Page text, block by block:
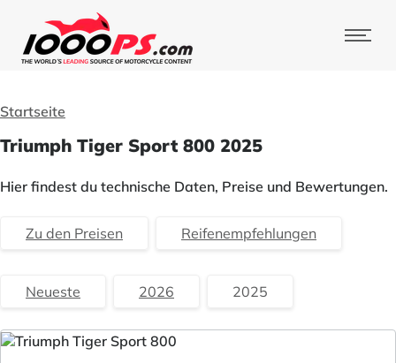
Startseite
Triumph Tiger Sport 800 2025
Hier findest du technische Daten, Preise und Bewertungen.
Zu den Preisen Reifenempfehlungen
Neueste 2026 2025